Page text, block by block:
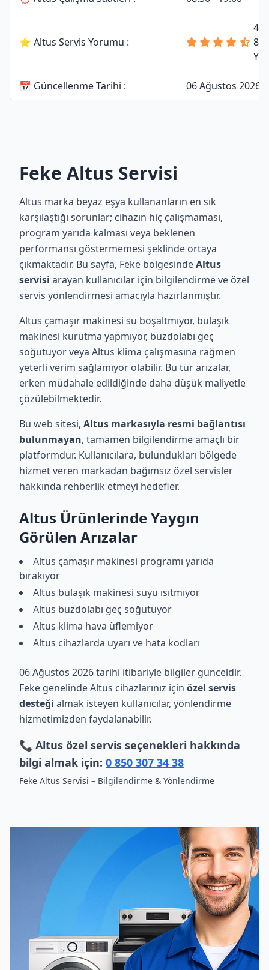
⭐ Altus Servis Yorumu :
81
📅 Güncellenme Tarihi : 06 Ağustos 2026
Feke Altus Servisi
Altus marka beyaz eşya kullananların en sık
karşılaştığı sorunlar; cihazın hiç çalışmaması,
program yarıda kalması veya beklenen
performansı göstermemesi şeklinde ortaya
çıkmaktadır. Bu sayfa, Feke bölgesindeAltus
servisi arayan kullanıcılar için bilgilendirme ve özel
servis yönlendirmesi amacıyla hazırlanmıştır.
Altus çamaşır makinesi su boşaltmıyor, bulaşık
makinesi kurutma yapmıyor, buzdolabı geç
soğutuyor veya Altus klima çalışmasına rağmen
yeterli verim sağlamıyor olabilir. Bu tür arızalar,
erken müdahale edildiğinde daha düşük maliyetle
çözülebilmektedir.
Bu web sitesi, Altus markasıyla resmi bağlantısı
bulunmayan, tamamen bilgilendirme amaçlı bir
platformdur. Kullanıcılara, bulundukları bölgede
hizmet veren markadan bağımsız özel servisler
hakkında rehberlik etmeyi hedefler.
Altus Ürünlerinde Yaygın
Görülen Arızalar
Altus çamaşır makinesi programı yarıda
bırakıyor
Altus bulaşık makinesi suyu ısıtmıyor
Altus buzdolabı geç soğutuyor
Altus klima hava üflemiyor
Altus cihazlarda uyarı ve hata kodları
06 Ağustos 2026 tarihi itibariyle bilgiler günceldir.
Feke genelinde Altus cihazlarınız için özel servis
desteği almak isteyen kullanıcılar, yönlendirme
hizmetimizden faydalanabilir.
📞 Altus özel servis seçenekleri hakkında
bilgi almak için: 0 850 307 34 38
Feke Altus Servisi – Bilgilendirme & Yönlendirme